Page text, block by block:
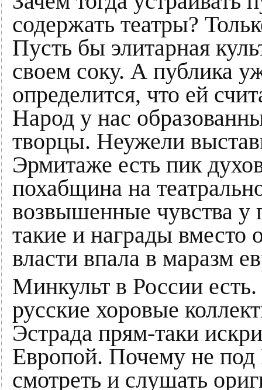
содержать театры?
Пусть бы элитарная
своем соку. А публика
определится, что ей
Народ у нас
творцы. Неужели
Эрмитаже есть пик
похабщина на
возвышенные чувства
такие и награды вместо
власти впала в маразм
Минкульт в России
русские хоровые
Эстрада прям-таки
Европой. Почему не
смотреть и слушать